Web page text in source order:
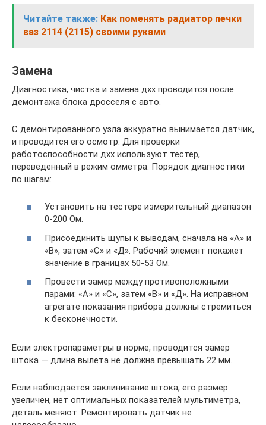
Читайте также: Как поменять радиатор печки
ваз 2114 (2115) своими руками
Замена
Диагностика, чистка и замена дхх проводится после
демонтажа блока дросселя с авто.
С демонтированного узла аккуратно вынимается датчик,
и проводится его осмотр. Для проверки
работоспособности дхх используют тестер,
переведенный в режим омметра. Порядок диагностики
по шагам:
Установить на тестере измерительный диапазон
0-200 Ом.
Присоединить щупы к выводам, сначала на «А» и
«В», затем «С» и «Д». Рабочий элемент покажет
значение в границах 50-53 Ом.
Провести замер между противоположными
парами: «А» и «С», затем «В» и «Д». На исправном
агрегате показания прибора должны стремиться
к бесконечности.
Если электропараметры в норме, проводится замер
штока — длина вылета не должна превышать 22 мм.
Если наблюдается заклинивание штока, его размер
увеличен, нет оптимальных показателей мультиметра,
деталь меняют. Ремонтировать датчик не